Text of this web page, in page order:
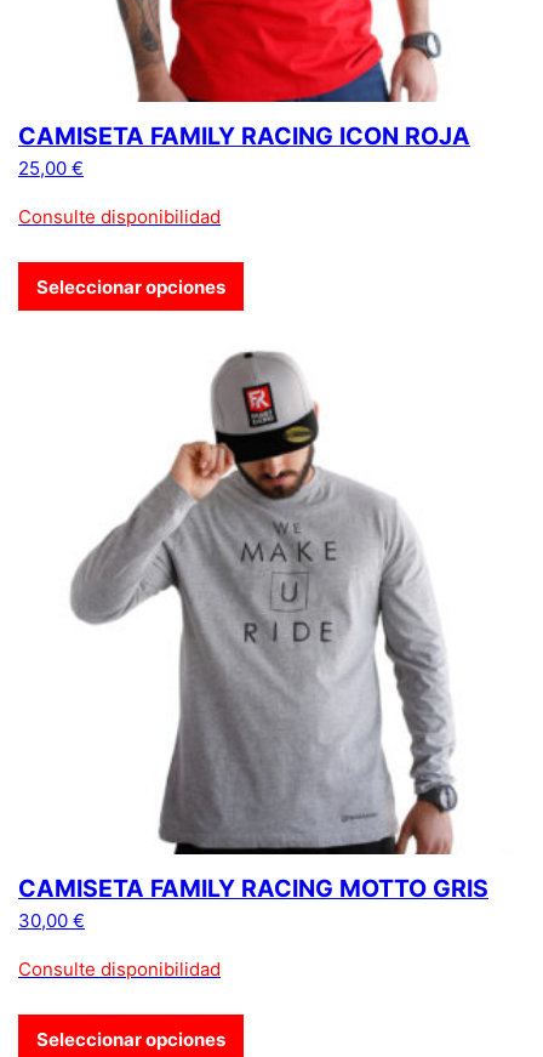
CAMISETA FAMILY RACING ICON ROJA
25,00 €
Consulte disponibilidad
Seleccionar opciones
CAMISETA FAMILY RACING MOTTO GRIS
30,00 €
Consulte disponibilidad
Seleccionar opciones
Este producto tiene múltiples variantes. Las opciones se